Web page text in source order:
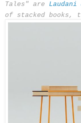
Tales" are Laudani
of stacked books,